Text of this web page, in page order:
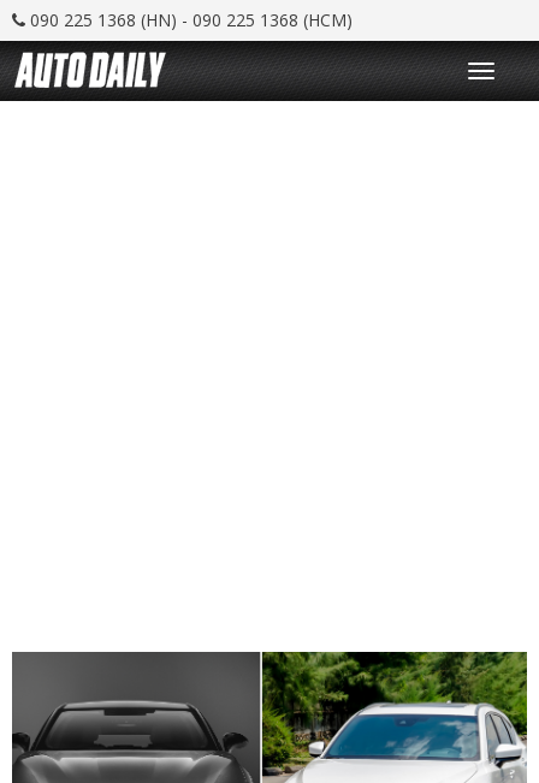
090 225 1368 (HN) - 090 225 1368 (HCM)
T
o
g